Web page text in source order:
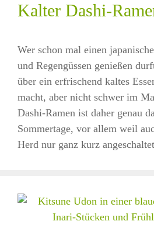
Kalter Dashi-
Wer schon mal einen
und Regengüssen genießen
über ein erfrischend kaltes
macht, aber nicht schwer im
Dashi-Ramen ist daher genau
Sommertage, vor allem weil
Herd nur ganz kurz